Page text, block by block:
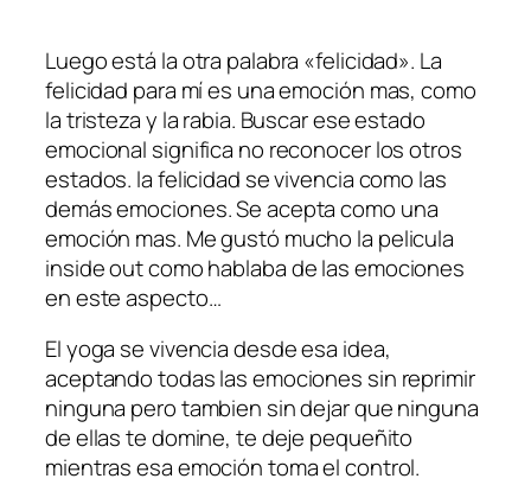
Luego está la otra palabra «felicidad». La
felicidad para mí es una emoción mas, como
la tristeza y la rabia. Buscar ese estado
emocional significa no reconocer los otros
estados. la felicidad se vivencia como las
demás emociones. Se acepta como una
emoción mas. Me gustó mucho la pelicula
inside outcomo hablaba de las emociones
en este aspecto…
El yoga se vivencia desde esa idea,
aceptando todas las emociones sin reprimir
ninguna pero tambien sin dejar que ninguna
de ellas te domine, te deje pequeñito
mientras esa emoción toma el control.